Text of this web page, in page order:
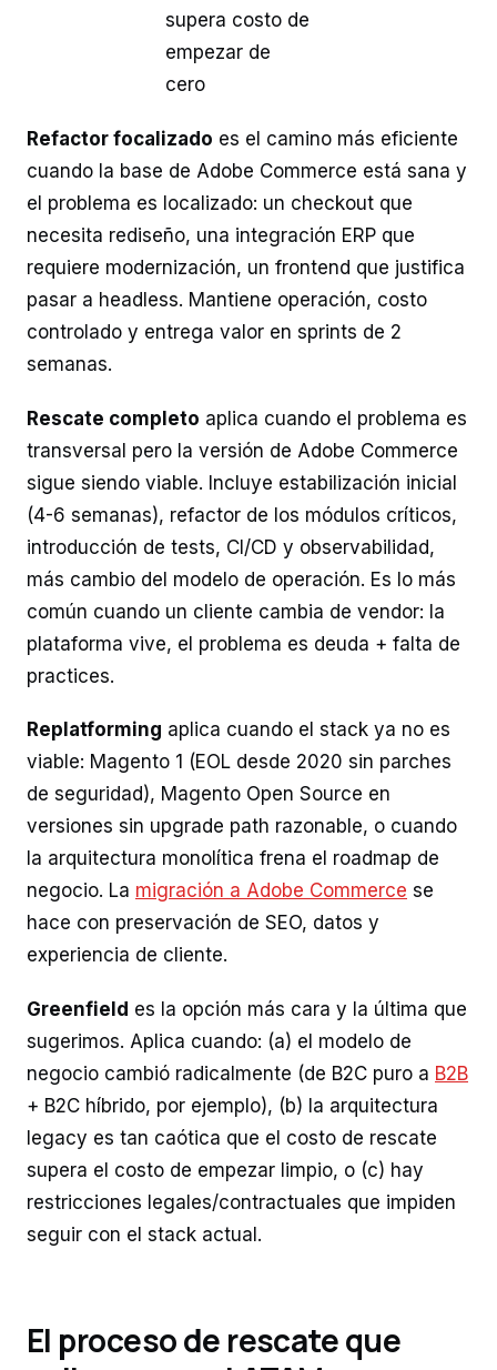
supera costo de
empezar de
cero
Refactor focalizado es el camino más eficiente
cuando la base de Adobe Commerce está sana y
el problema es localizado: un checkout que
necesita rediseño, una integración ERP que
requiere modernización, un frontend que justifica
pasar a headless. Mantiene operación, costo
controlado y entrega valor en sprints de 2
semanas.
Rescate completo aplica cuando el problema es
transversal pero la versión de Adobe Commerce
sigue siendo viable. Incluye estabilización inicial
(4-6 semanas), refactor de los módulos críticos,
introducción de tests, CI/CD y observabilidad,
más cambio del modelo de operación. Es lo más
común cuando un cliente cambia de vendor: la
plataforma vive, el problema es deuda + falta de
practices.
Replatforming aplica cuando el stack ya no es
viable: Magento 1 (EOL desde 2020 sin parches
de seguridad), Magento Open Source en
versiones sin upgrade path razonable, o cuando
la arquitectura monolítica frena el roadmap de
negocio. La migración a Adobe Commerce se
hace con preservación de SEO, datos y
experiencia de cliente.
Greenfield es la opción más cara y la última que
sugerimos. Aplica cuando: (a) el modelo de
negocio cambió radicalmente (de B2C puro a B2B
+ B2C híbrido, por ejemplo), (b) la arquitectura
legacy es tan caótica que el costo de rescate
supera el costo de empezar limpio, o (c) hay
restricciones legales/contractuales que impiden
seguir con el stack actual.
El proceso de rescate que